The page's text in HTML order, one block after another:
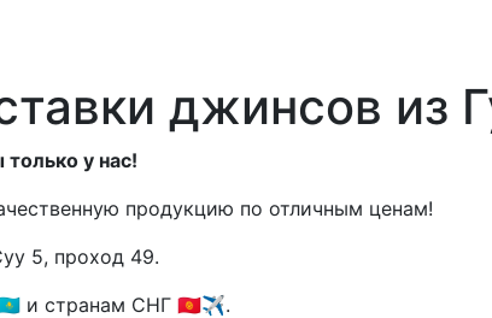
джинсов из
у нас!
продукцию по отличным ценам!
5, проход 49.
🇰🇿 и странам СНГ 🇰🇬✈️.